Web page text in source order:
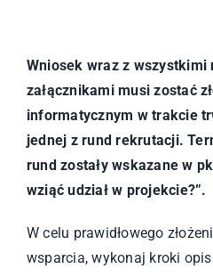
Wniosek wraz z wszystkimi
załącznikami musi zostać
informatycznym w trakcie
jednej z rund rekrutacji.
rund zostały wskazane w
wziąć udział w projekcie?”.
W celu prawidłowego
wsparcia, wykonaj kroki